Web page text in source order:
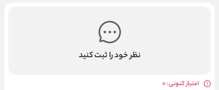
نظر خود را ثبت کنید
امتیاز کنونی : 0